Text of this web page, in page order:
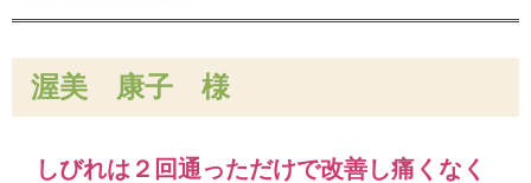
渥美 康子 様
しびれは２回通っただけで改善し痛くなく